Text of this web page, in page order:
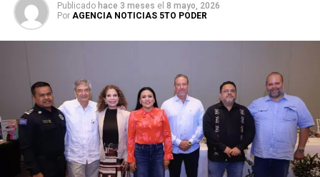
Publicado hace 3 meses el 8 mayo, 2026
Por AGENCIA NOTICIAS 5TO PODER